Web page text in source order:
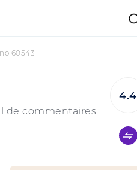
60543
de commentaires
4.4